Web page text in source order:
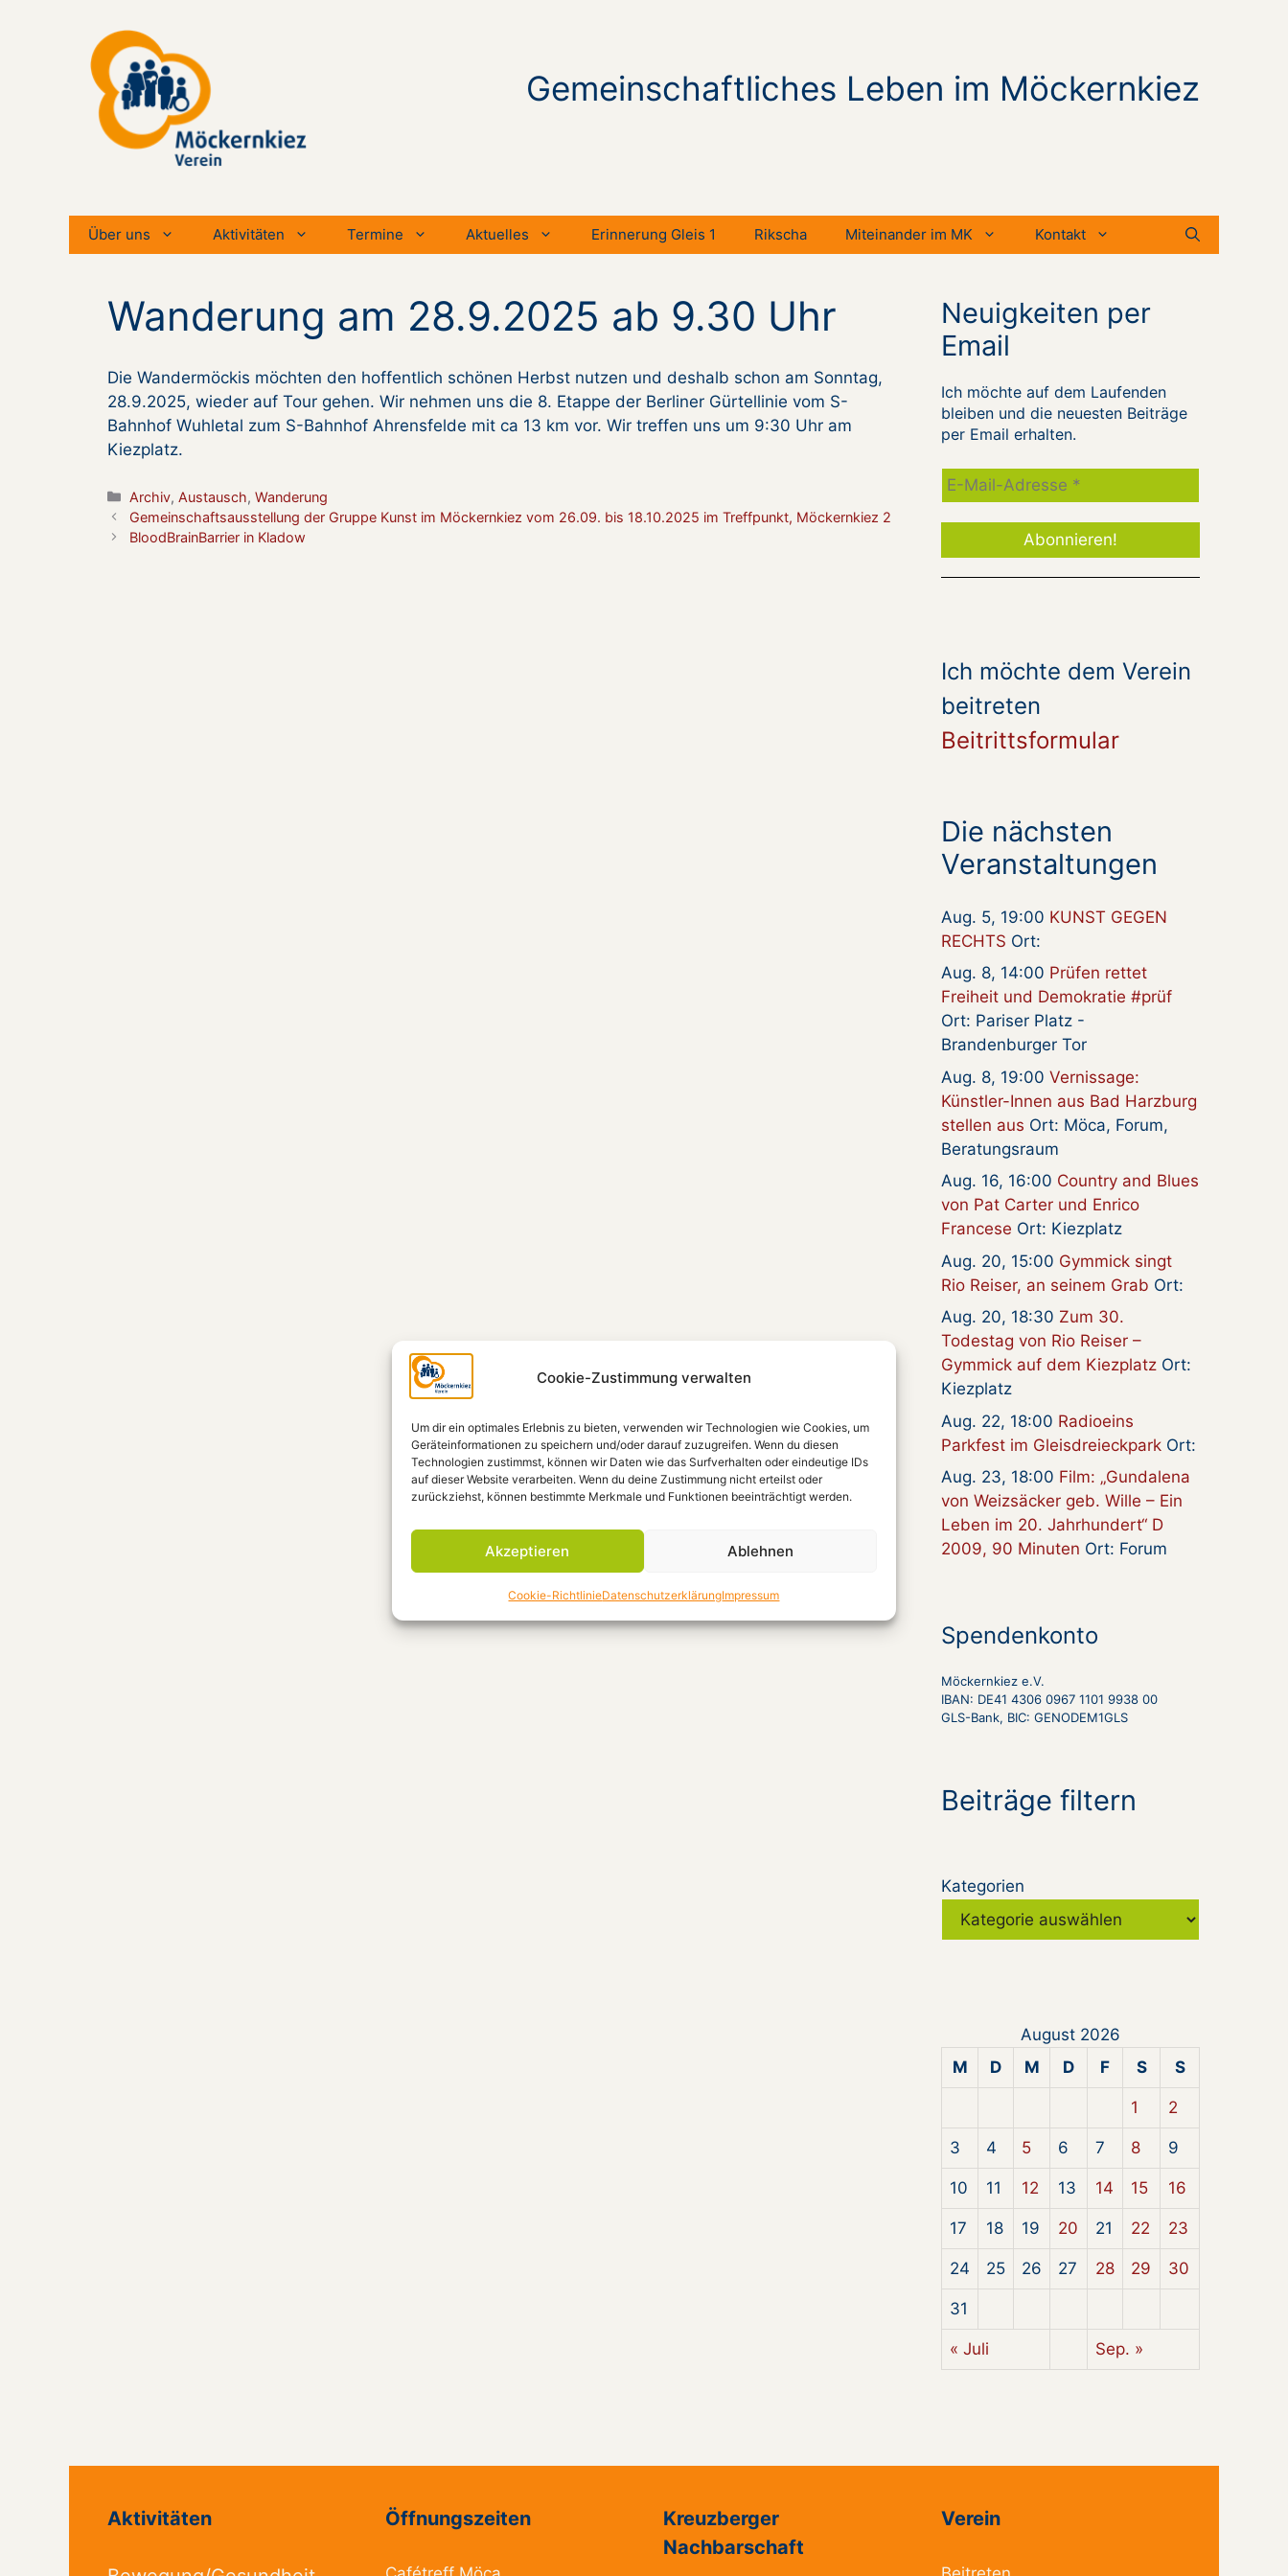
Cookie-Zustimmung verwalten
Um dir ein optimales Erlebnis zu bieten, verwenden wir Technologien wie Cookies, um
Geräteinformationen zu speichern und/oder darauf zuzugreifen. Wenn du diesen
Technologien zustimmst, können wir Daten wie das Surfverhalten oder eindeutige IDs
auf dieser Website verarbeiten. Wenn du deine Zustimmung nicht erteilst oder
zurückziehst, können bestimmte Merkmale und Funktionen beeinträchtigt werden.
Akzeptieren Ablehnen
Cookie-RichtlinieDatenschutzerklärungImpressum
Gemeinschaftliches Leben im Möckernkiez
Über uns Aktivitäten Termine Aktuelles Erinnerung Gleis 1 Rikscha Miteinander im MK Kontakt
Wanderung am 28.9.2025 ab 9.30 Uhr
Die Wandermöckis möchten den hoffentlich schönen Herbst nutzen und deshalb schon am Sonntag,
28.9.2025, wieder auf Tour gehen. Wir nehmen uns die 8. Etappe der Berliner Gürtellinie vom S-
Bahnhof Wuhletal zum S-Bahnhof Ahrensfelde mit ca 13 km vor. Wir treffen uns um 9:30 Uhr am
Kiezplatz.
Kategorien
Archiv, Austausch,Wanderung
Gemeinschaftsausstellung der Gruppe Kunst im Möckernkiez vom 26.09. bis 18.10.2025 im Treffpunkt, Möckernkiez 2
BloodBrainBarrier in Kladow
Neuigkeiten per
Email
Ich möchte auf dem Laufenden
bleiben und die neuesten Beiträge
per Email erhalten.
Ich möchte dem Verein
beitreten
Beitrittsformular
Die nächsten
Veranstaltungen
Aug. 5, 19:00 KUNST GEGEN
RECHTS Ort:
Aug. 8, 14:00 Prüfen rettet
Freiheit und Demokratie #prüf
Ort: Pariser Platz -
Brandenburger Tor
Aug. 8, 19:00 Vernissage:
Künstler-Innen aus Bad Harzburg
stellen aus Ort: Möca, Forum,
Beratungsraum
Aug. 16, 16:00 Country and Blues
von Pat Carter und Enrico
Francese Ort: Kiezplatz
Aug. 20, 15:00 Gymmick singt
Rio Reiser, an seinem Grab Ort:
Aug. 20, 18:30 Zum 30.
Todestag von Rio Reiser –
Gymmick auf dem Kiezplatz Ort:
Kiezplatz
Aug. 22, 18:00 Radioeins
Parkfest im Gleisdreieckpark Ort:
Aug. 23, 18:00 Film: „Gundalena
von Weizsäcker geb. Wille – Ein
Leben im 20. Jahrhundert“ D
2009, 90 Minuten Ort: Forum
Spendenkonto
Möckernkiez e.V.
IBAN: DE41 4306 0967 1101 9938 00
GLS-Bank, BIC: GENODEM1GLS
Beiträge filtern
Kategorien
August 2026
M
D M D F S S
1 2
3 4 5 6 7 8 9
10 11 12 13 14 15 16
17 18 19 20 21 22 23
24 25 26 27 28 29 30
31
« Juli Sep. »
Aktivitäten Öffnungszeiten
Kreuzberger
Nachbarschaft
Verein